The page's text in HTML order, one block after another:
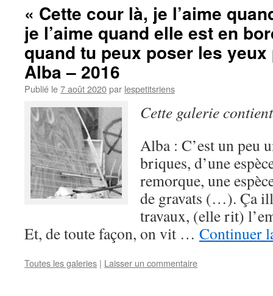
« Cette cour là, je l’aime
je l’aime quand elle est en
quand tu peux poser les
Alba – 2016
Publié le7 août 2020par lespetitsriens
Cette galerie
Alba : C’est un peu
briques, d’une
remorque, une
de gravats (…). Ça
travaux, (elle rit)
Et, de toute façon, on vit … Continuer
Toutes les galeries | Laisser un commentaire